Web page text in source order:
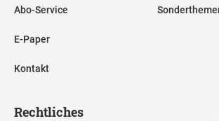
Abo-Service
E-Paper
Kontakt
Rechtliches